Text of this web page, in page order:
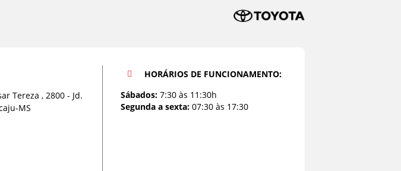
Tereza , 2800 - Jd.
MS
HORÁRIOS DE FUNCIONAMENTO:
Sábados: 7:30 às 11:30h
Segunda a sexta: 07:30 às 17:30